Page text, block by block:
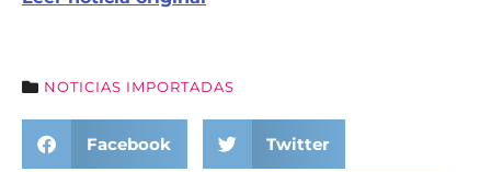
NOTICIAS IMPORTADAS
Facebook Twitter